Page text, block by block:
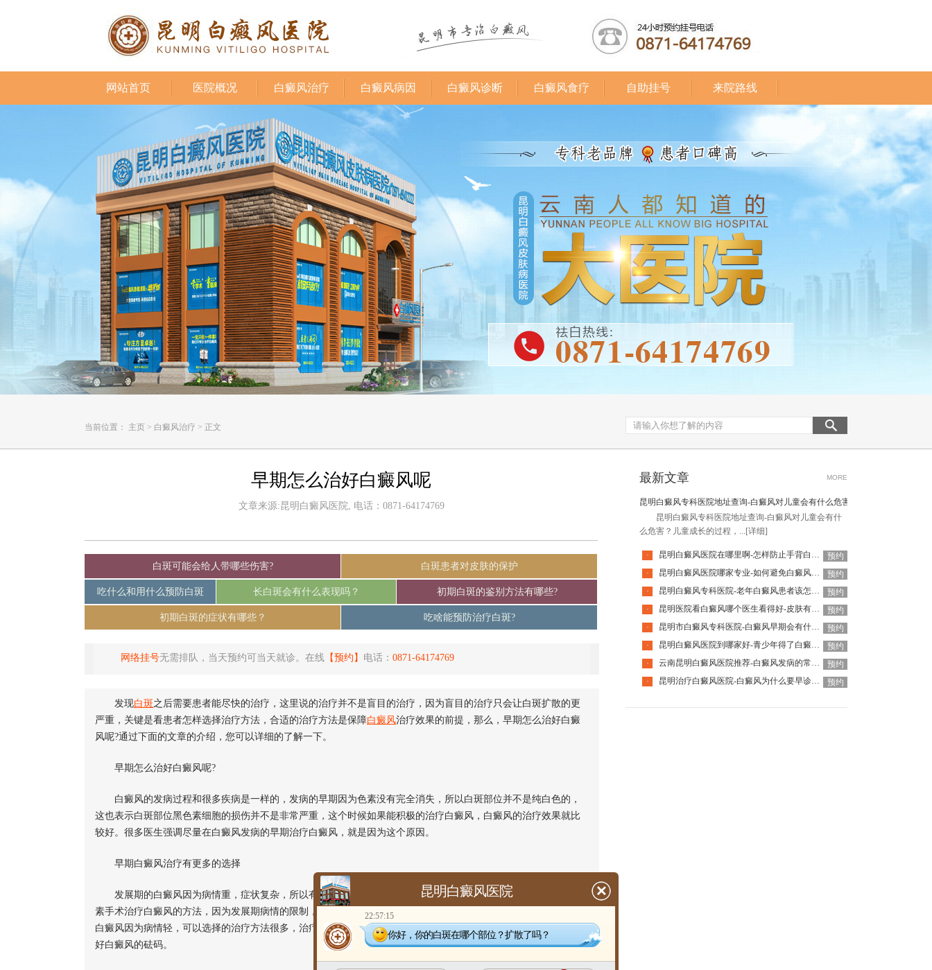
网站首页 医院概况 白癜风治疗 白癜风病因 白癜风诊断 白癜风食疗 自助挂号 来院路线
当前位置： 主页 > 白癜风治疗 > 正文
早期怎么治好白癜风呢
文章来源:昆明白癜风医院, 电话：0871-64174769
白斑可能会给人带哪些伤害? 白斑患者对皮肤的保护
吃什么和用什么预防白斑 长白斑会有什么表现吗？ 初期白斑的鉴别方法有哪些?
初期白斑的症状有哪些？ 吃啥能预防治疗白斑?
网络挂号无需排队，当天预约可当天就诊。在线 【预约】 电话： 0871-64174769
发现白斑之后需要患者能尽快的治疗，这里说的治疗并不是盲目的治疗，因为盲目的治疗只会让白斑扩散的更
严重，关键是看患者怎样选择治疗方法，合适的治疗方法是保障白癜风治疗效果的前提，那么，早期怎么治好白癜
风呢?通过下面的文章的介绍，您可以详细的了解一下。
早期怎么治好白癜风呢?
白癜风的发病过程和很多疾病是一样的，发病的早期因为色素没有完全消失，所以白斑部位并不是纯白色的，
这也表示白斑部位黑色素细胞的损伤并不是非常严重，这个时候如果能积极的治疗白癜风，白癜风的治疗效果就比
较好。很多医生强调尽量在白癜风发病的早期治疗白癜风，就是因为这个原因。
早期白癜风治疗有更多的选择
发展期的白癜风因为病情重，症状复杂，所以有很多白癜风的治疗方法并不能使用，就像是效果非常好的黑色
素手术治疗白癜风的方法，因为发展期病情的限制，这种方法是不能使用的。而这对早期白癜风并没有限制，早期
白癜风因为病情轻，可以选择的治疗方法很多，治疗方法只要合适患者的病情，都可以使用，这样无形中就增加治
好白癜风的砝码。
最新文章 MORE
昆明白癜风专科医院地址查询-白癜风对儿童会有什么危害
昆明白癜风专科医院地址查询-白癜风对儿童会有什
么危害？儿童成长的过程，... [详细]
· 昆明白癜风医院在哪里啊-怎样防止手背白癜风扩散呢
预约
·
昆明白癜风医院哪家专业-如何避免白癜风复发呢
预约
·
昆明白癜风专科医院-老年白癜风患者该怎么有效应对疾病
预约
·
昆明医院看白癜风哪个医生看得好-皮肤有白癜风后该怎么护理
预约
·
昆明市白癜风专科医院-白癜风早期会有什么症状
预约
·
昆明白癜风医院到哪家好-青少年得了白癜风该怎么科学治疗呢
预约
·
云南昆明白癜风医院推荐-白癜风发病的常见诱因是什么
预约
·
昆明治疗白癜风医院-白癜风为什么要早诊早治 预约
昆明白癜风医院
22:57:15
你好，你的白斑在哪个部位？扩散了吗？